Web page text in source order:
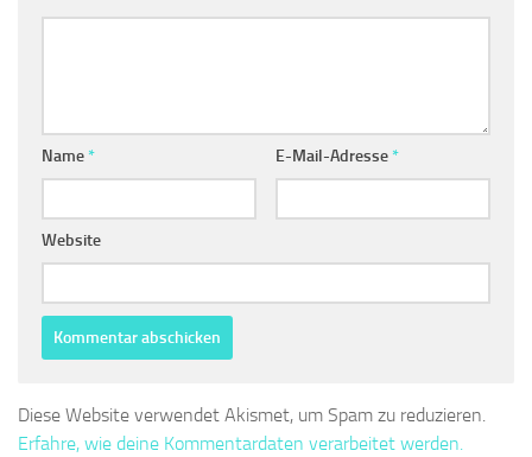
Name* E-Mail-Adresse*
Website
Diese Website verwendet Akismet, um Spam zu reduzieren.
Erfahre, wie deine Kommentardaten verarbeitet werden.